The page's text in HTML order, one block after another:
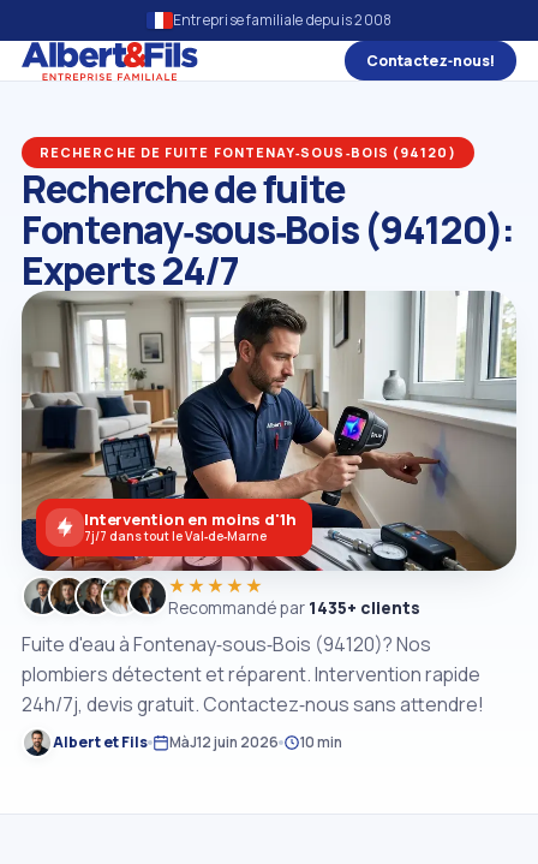
Entreprise familiale depuis 2008
Contactez‑nous!
RECHERCHE DE FUITE FONTENAY‑SOUS‑BOIS (94120)
Recherche de fuite
Fontenay‑sous‑Bois (94120):
Experts 24/7
Fuite d'eau à Fontenay‑sous‑Bois (94120)? Nos
plombiers détectent et réparent. Intervention rapide
24h/7j, devis gratuit. Contactez‑nous sans attendre!
Albert et Fils MàJ12 juin 2026 10 min
★★★★★
Recommandé par 1435+ clients
Intervention en moins d'1h
7j/7 dans tout le Val‑de‑Marne